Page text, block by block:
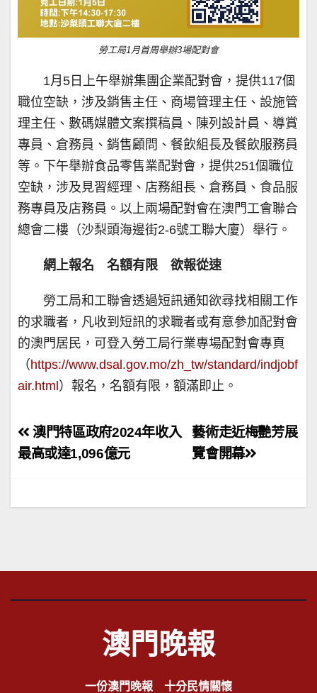
勞工局1月首周舉辦3場配對會
1月5日上午舉辦集團企業配對會，提供117個
職位空缺，涉及銷售主任、商場管理主任、設施管
理主任、數碼媒體文案撰稿員、陳列設計員、導賞
專員、倉務員、銷售顧問、餐飲組長及餐飲服務員
等。下午舉辦食品零售業配對會，提供251個職位
空缺，涉及見習經理、店務組長、倉務員、食品服
務專員及店務員。以上兩場配對會在澳門工會聯合
總會二樓（沙梨頭海邊街2-6號工聯大廈）舉行。
網上報名 名額有限 欲報從速
勞工局和工聯會透過短訊通知欲尋找相關工作
的求職者，凡收到短訊的求職者或有意參加配對會
的澳門居民，可登入勞工局行業專場配對會專頁
（ https://www.dsal.gov.mo/zh_tw/standard/indjobf
air.html ）報名，名額有限，額滿即止。
文
章
覽
藝術走近梅艷芳展
覽會開幕
澳門特區政府2024年收入
最高或達1,096億元
澳門晚報
一份澳門晚報 十分民情關懷